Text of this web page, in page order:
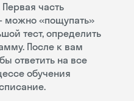
часть
можно «пощупать»
тест, определить
После к вам
ответить на все
обучения